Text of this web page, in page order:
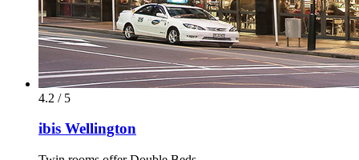
4.2 / 5
ibis Wellington